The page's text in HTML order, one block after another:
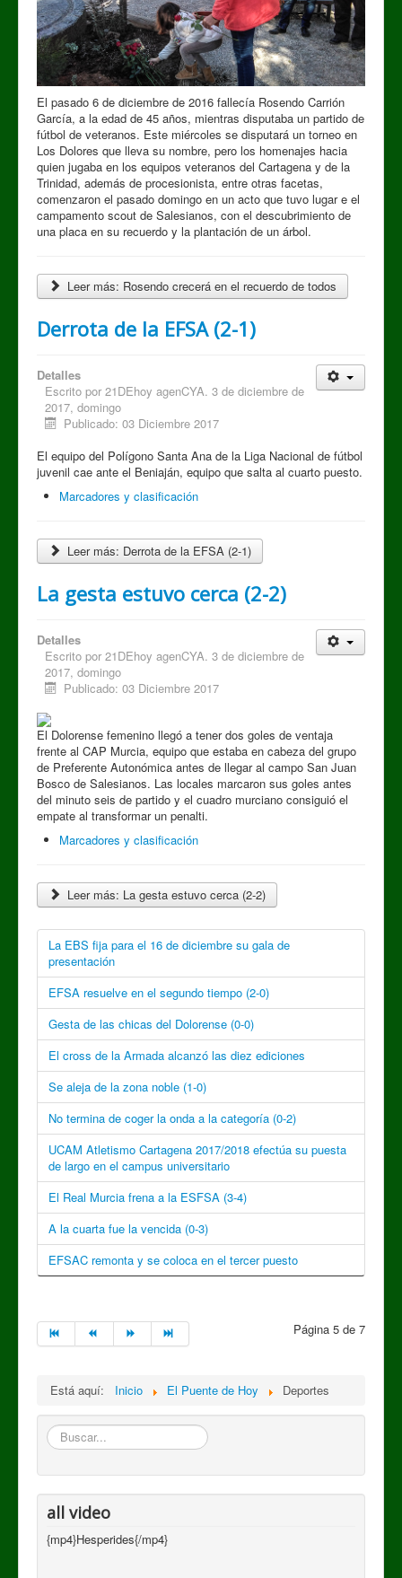
El pasado 6 de diciembre de 2016 fallecía Rosendo Carrión
García, a la edad de 45 años, mientras disputaba un partido de
fútbol de veteranos. Este miércoles se disputará un torneo en
Los Dolores que lleva su nombre, pero los homenajes hacia
quien jugaba en los equipos veteranos del Cartagena y de la
Trinidad, además de procesionista, entre otras facetas,
comenzaron el pasado domingo en un acto que tuvo lugar e el
campamento scout de Salesianos, con el descubrimiento de
una placa en su recuerdo y la plantación de un árbol.
Leer más: Rosendo crecerá en el recuerdo de todos
Derrota de la EFSA (2-1)
Detalles
Escrito por 21DEhoy agenCYA. 3 de diciembre de
2017, domingo
Publicado: 03 Diciembre 2017
El equipo del Polígono Santa Ana de la Liga Nacional de fútbol
juvenil cae ante el Beniaján, equipo que salta al cuarto puesto.
Marcadores y clasificación
Leer más: Derrota de la EFSA (2-1)
La gesta estuvo cerca (2-2)
Detalles
Escrito por 21DEhoy agenCYA. 3 de diciembre de
2017, domingo
Publicado: 03 Diciembre 2017
El Dolorense femenino llegó a tener dos goles de ventaja
frente al CAP Murcia, equipo que estaba en cabeza del grupo
de Preferente Autonómica antes de llegar al campo San Juan
Bosco de Salesianos. Las locales marcaron sus goles antes
del minuto seis de partido y el cuadro murciano consiguió el
empate al transformar un penalti.
Marcadores y clasificación
Leer más: La gesta estuvo cerca (2-2)
La EBS fija para el 16 de diciembre su gala de
presentación
EFSA resuelve en el segundo tiempo (2-0)
Gesta de las chicas del Dolorense (0-0)
El cross de la Armada alcanzó las diez ediciones
Se aleja de la zona noble (1-0)
No termina de coger la onda a la categoría (0-2)
UCAM Atletismo Cartagena 2017/2018 efectúa su puesta
de largo en el campus universitario
El Real Murcia frena a la ESFSA (3-4)
A la cuarta fue la vencida (0-3)
EFSAC remonta y se coloca en el tercer puesto
Página 5 de 7
Está aquí: Inicio El Puente de Hoy Deportes
Buscar
all video
{mp4}Hesperides{/mp4}